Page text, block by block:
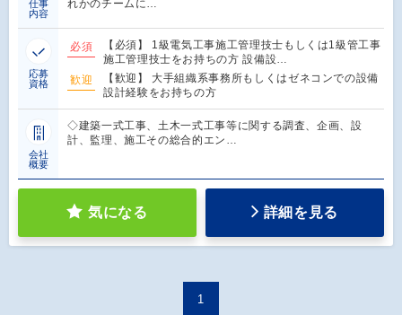
仕事
内容
れかのチームに…
応募
資格
必須
【必須】 1級電気工事施工管理技士もしくは1級管工事
施工管理技士をお持ちの方 設備設…
歓迎
【歓迎】 大手組織系事務所もしくはゼネコンでの設備
設計経験をお持ちの方
会社
概要
◇建築一式工事、土木一式工事等に関する調査、企画、設
計、監理、施工その総合的エン…
気になる 詳細を見る
1